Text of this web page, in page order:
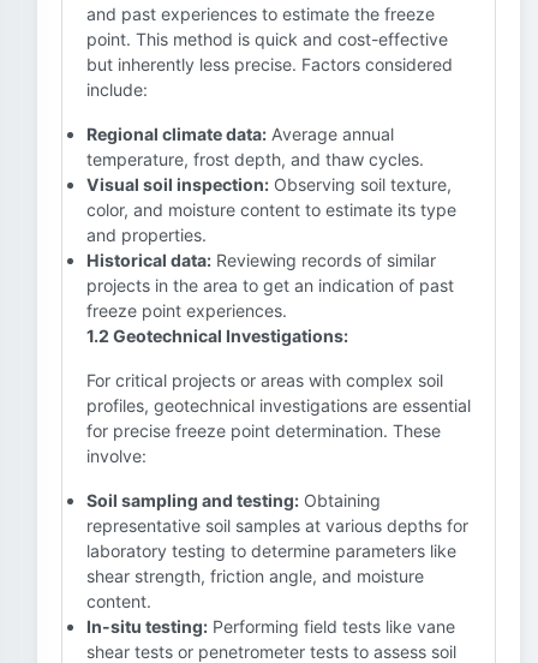
and past experiences to estimate the freeze
point. This method is quick and cost-effective
but inherently less precise. Factors considered
include:
Regional climate data: Average annual
temperature, frost depth, and thaw cycles.
Visual soil inspection: Observing soil texture,
color, and moisture content to estimate its type
and properties.
Historical data: Reviewing records of similar
projects in the area to get an indication of past
freeze point experiences.
1.2 Geotechnical Investigations:
For critical projects or areas with complex soil
profiles, geotechnical investigations are essential
for precise freeze point determination. These
involve:
Soil sampling and testing: Obtaining
representative soil samples at various depths for
laboratory testing to determine parameters like
shear strength, friction angle, and moisture
content.
In-situ testing: Performing field tests like vane
shear tests or penetrometer tests to assess soil